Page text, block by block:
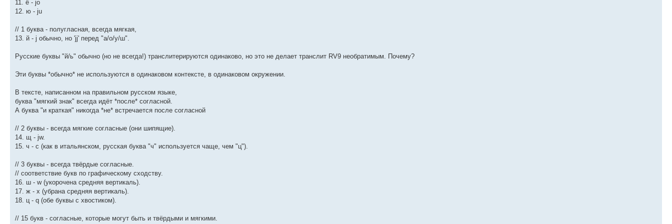
11. ё - jo
12. ю - ju
// 1 буква - полугласная, всегда мягкая,
13. й - j обычно, но 'jj' перед "а/о/у/ш".
Русские буквы "й/ь" обычно (но не всегда!) транслитерируются одинаково, но это не делает транслит RV9 необратимым. Почему?
Эти буквы *обычно* не используются в одинаковом контексте, в одинаковом окружении.
В тексте, написанном на правильном русском языке,
буква "мягкий знак" всегда идёт *после* согласной.
А буква "и краткая" никогда *не* встречается после согласной
// 2 буквы - всегда мягкие согласные (они шипящие).
14. щ - jw.
15. ч - c (как в итальянском, русская буква "ч" используется чаще, чем "ц").
// 3 буквы - всегда твёрдые согласные.
// соответствие букв по графическому сходству.
16. ш - w (укорочена средняя вертикаль).
17. ж - x (убрана средняя вертикаль).
18. ц - q (обе буквы с хвостиком).
// 15 букв - согласные, которые могут быть и твёрдыми и мягкими.